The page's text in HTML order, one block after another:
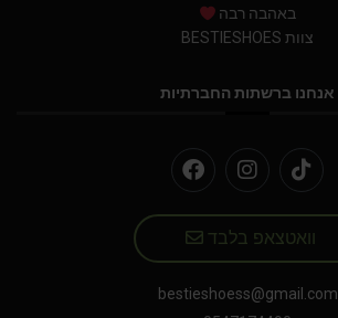
באהבה רבה
צוות BESTIESHOES
אנחנו ברשתות החברתיות
וואטצאפ בלבד
bestieshoess@gmail.com